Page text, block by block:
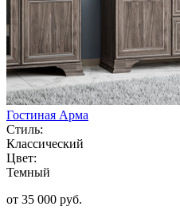
Гостиная Арма
Стиль:
Классический
Цвет:
Темный
от 35 000 руб.